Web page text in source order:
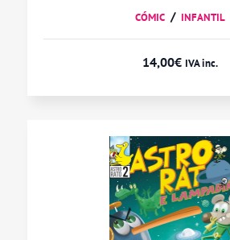
CÓMIC INFANTIL
14,00€ IVA inc.